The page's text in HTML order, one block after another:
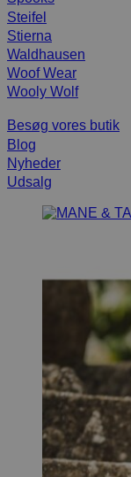
Steifel
Stierna
Waldhausen
Woof Wear
Wooly Wolf
Besøg vores butik
Blog
Nyheder
Udsalg